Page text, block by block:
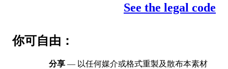
See the legal code
你可自由：
分享 — 以任何媒介或格式重製及散布本素材